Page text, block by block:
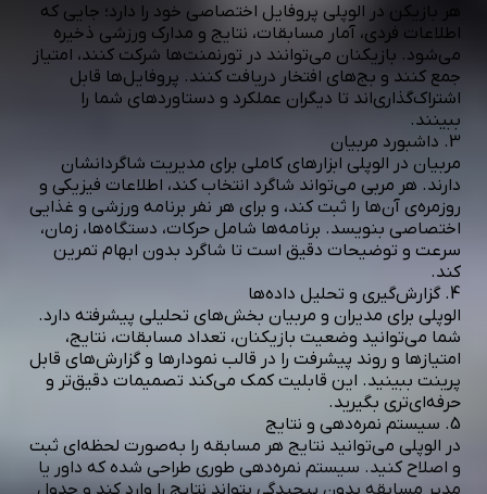
هر بازیکن در الوپلی پروفایل اختصاصی خود را دارد؛ جایی که
اطلاعات فردی، آمار مسابقات، نتایج و مدارک ورزشی ذخیره
می‌شود. بازیکنان می‌توانند در تورنمنت‌ها شرکت کنند، امتیاز
جمع کنند و بج‌های افتخار دریافت کنند. پروفایل‌ها قابل
اشتراک‌گذاری‌اند تا دیگران عملکرد و دستاوردهای شما را
ببینند.
3. داشبورد مربیان
مربیان در الوپلی ابزارهای کاملی برای مدیریت شاگردانشان
دارند. هر مربی می‌تواند شاگرد انتخاب کند، اطلاعات فیزیکی و
روزمره‌ی آن‌ها را ثبت کند، و برای هر نفر برنامه ورزشی و غذایی
اختصاصی بنویسد. برنامه‌ها شامل حرکات، دستگاه‌ها، زمان،
سرعت و توضیحات دقیق است تا شاگرد بدون ابهام تمرین
کند.
4. گزارش‌گیری و تحلیل داده‌ها
الوپلی برای مدیران و مربیان بخش‌های تحلیلی پیشرفته دارد.
شما می‌توانید وضعیت بازیکنان، تعداد مسابقات، نتایج،
امتیازها و روند پیشرفت را در قالب نمودارها و گزارش‌های قابل
پرینت ببینید. این قابلیت کمک می‌کند تصمیمات دقیق‌تر و
حرفه‌ای‌تری بگیرید.
5. سیستم نمره‌دهی و نتایج
در الوپلی می‌توانید نتایج هر مسابقه را به‌صورت لحظه‌ای ثبت
و اصلاح کنید. سیستم نمره‌دهی طوری طراحی شده که داور یا